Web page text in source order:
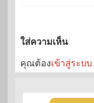
ใส่ความเห็น
คุณต้องเข้าสู่ระบบ